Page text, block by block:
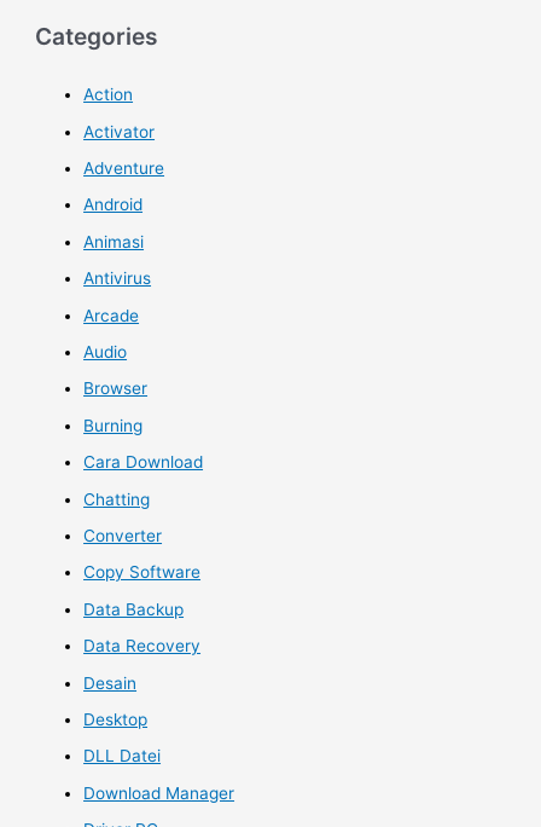
Categories
Action
Activator
Adventure
Android
Animasi
Antivirus
Arcade
Audio
Browser
Burning
Cara Download
Chatting
Converter
Copy Software
Data Backup
Data Recovery
Desain
Desktop
DLL Datei
Download Manager